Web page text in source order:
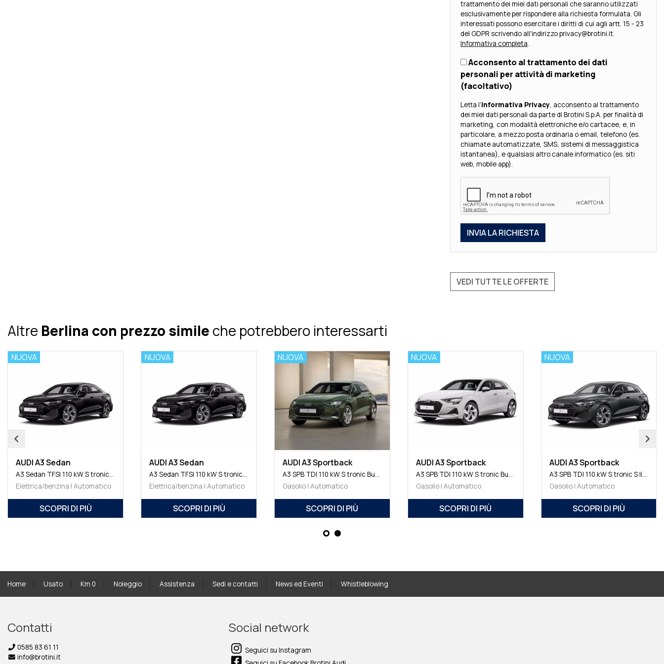
trattamento dei miei dati personali che saranno utilizzati
esclusivamente per rispondere alla richiesta formulata. Gli
interessati possono esercitare i diritti di cui agli artt. 15 - 23
del GDPR scrivendo all'indirizzo privacy@brotini.it.
Informativa completa.
Acconsento al trattamento dei dati
personali per attività di marketing
(facoltativo)
Letta l’Informativa Privacy, acconsento al trattamento
dei miei dati personali da parte di Brotini S.p.A. per finalità di
marketing, con modalità elettroniche e/o cartacee, e, in
particolare, a mezzo posta ordinaria o email, telefono (es.
chiamate automatizzate, SMS, sistemi di messaggistica
istantanea), e qualsiasi altro canale informatico (es. siti
web, mobile app).
VEDI TUTTE LE OFFERTE
Altre Berlina con prezzo simile che potrebbero interessarti
A3 Allstreet
A3 allstreet TDI 110 kW S tronic Business Advanced
| Automatico
SCOPRI DI PIÙ
NUOVA
AUDI A3 Allstreet
A3 allstreet TDI 110 kW S tronic Business Advanced
Gasolio | Automatico
SCOPRI DI PIÙ
NUOVA
AUDI A3 Allstreet
A3 allstreet TDI 110 kW S tronic Business Advanced
Gasolio | Automatico
SCOPRI DI PIÙ
NUOVA
AUDI A3 Sedan
A3 Sedan TFSI 110 kW S tronic S line edition
Elettrica/benzina | Automatico
SCOPRI DI PIÙ
NUOVA
AUDI A3 Sedan
A3 Sedan TFSI 110 kW S tronic S line edition
Elettrica/benzina | Automatico
SCOPRI DI PIÙ
Home Usato Km 0 Noleggio Assistenza Sedi e contatti News ed Eventi Whistleblowing
Contatti
0585 83 61 11
info@brotini.it
Social network
Seguici su Instagram